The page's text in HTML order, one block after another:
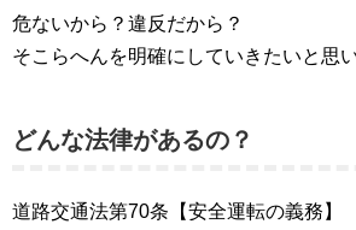
危ないから？違反だから？
そこらへんを明確にしていきたいと思い
どんな法律があるの？
道路交通法第70条【安全運転の義務】